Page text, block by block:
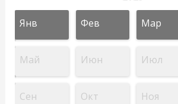
Янв Фев Мар
Май Июн Июл
Сен Окт Ноя